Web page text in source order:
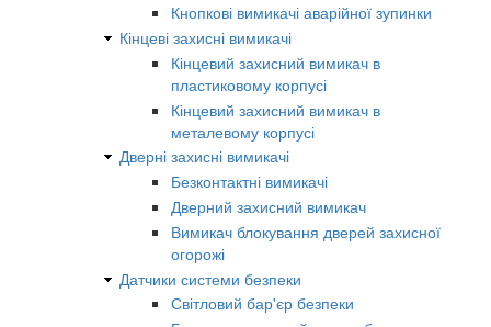
Кнопкові вимикачі аварійної зупинки
Кінцеві захисні вимикачі
Кінцевий захисний вимикач в
пластиковому корпусі
Кінцевий захисний вимикач в
металевому корпусі
Дверні захисні вимикачі
Безконтактні вимикачі
Дверний захисний вимикач
Вимикач блокування дверей захисної
огорожі
Датчики системи безпеки
Світловий бар'єр безпеки